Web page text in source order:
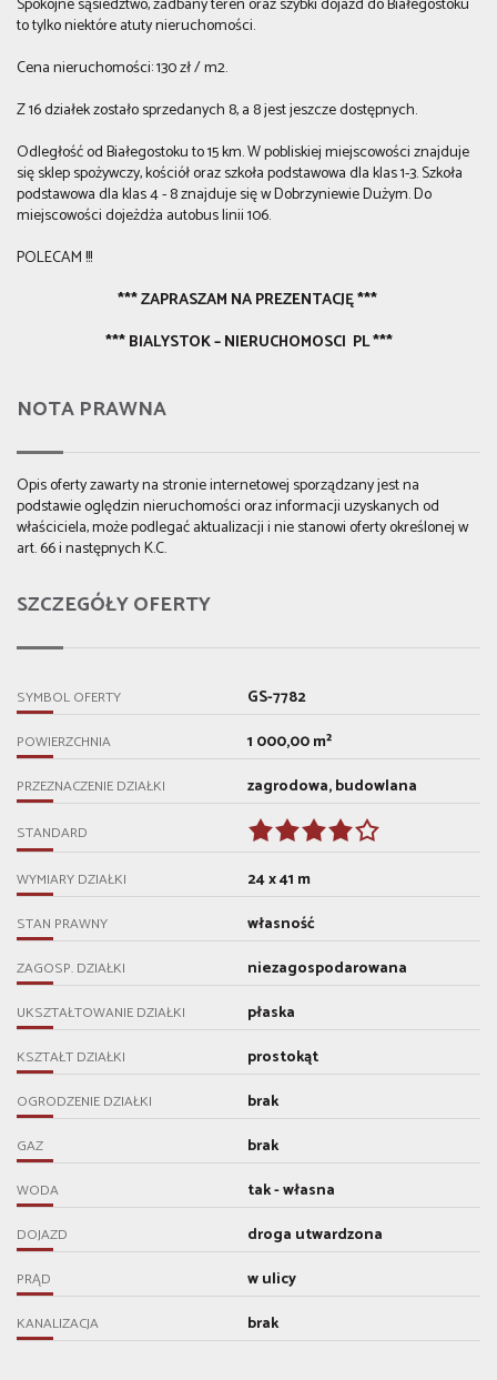
to tylko niektóre atuty nieruchomości.
Cena nieruchomości: 130 zł / m2.
Z 16 działek zostało sprzedanych 8, a 8 jest jeszcze dostępnych.
Odległość od Białegostoku to 15 km. W pobliskiej miejscowości znajduje
się sklep spożywczy, kościół oraz szkoła podstawowa dla klas 1-3. Szkoła
podstawowa dla klas 4 - 8 znajduje się w Dobrzyniewie Dużym. Do
miejscowości dojeżdża autobus linii 106.
POLECAM !!!
*** ZAPRASZAM NA PREZENTACJĘ ***
*** BIALYSTOK – NIERUCHOMOSCI PL ***
NOTA PRAWNA
Opis oferty zawarty na stronie internetowej sporządzany jest na
podstawie oględzin nieruchomości oraz informacji uzyskanych od
właściciela, może podlegać aktualizacji i nie stanowi oferty określonej w
art. 66 i następnych K.C.
SZCZEGÓŁY OFERTY
SYMBOL OFERTY GS-7782
POWIERZCHNIA 1 000,00 m²
PRZEZNACZENIE DZIAŁKI zagrodowa, budowlana
STANDARD
WYMIARY DZIAŁKI 24 x 41 m
STAN PRAWNY własność
ZAGOSP. DZIAŁKI niezagospodarowana
UKSZTAŁTOWANIE DZIAŁKI płaska
KSZTAŁT DZIAŁKI prostokąt
OGRODZENIE DZIAŁKI brak
GAZ brak
WODA tak - własna
DOJAZD droga utwardzona
PRĄD w ulicy
KANALIZACJA brak